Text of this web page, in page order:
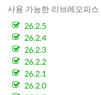
사용 가능한 리브레오피스
26.2.5
26.2.4
26.2.3
26.2.2
26.2.1
26.2.0